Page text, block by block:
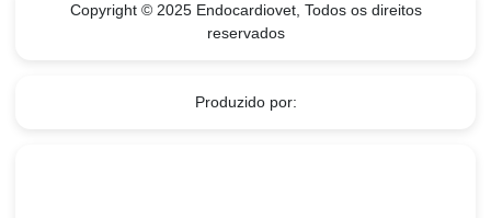
Copyright © 2025 Endocardiovet, Todos os direitos
reservados
Produzido por: